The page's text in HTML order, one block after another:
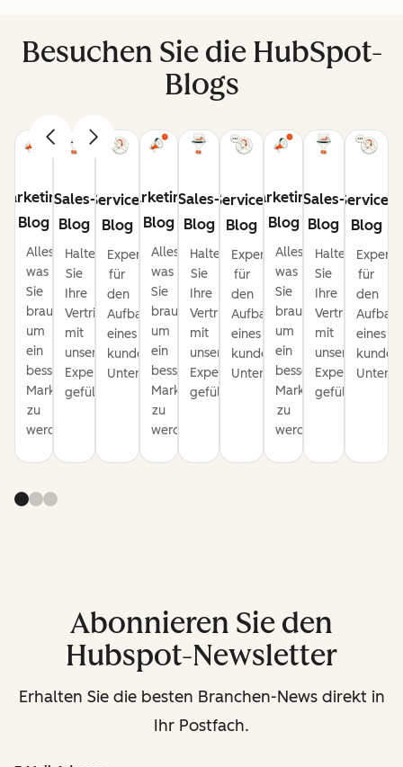
Besuchen Sie die HubSpot-
Blogs
Blog
Alles,
was
Sie
brauchen,
um
ein
besserer
Marketer
zu
werden.
Sales-
Blog
Halten
Sie
Ihre
Vertriebspipeline
mit
unseren
Expertentipps
gefüllt.
Service-
Blog
Expertentipps
für
den
Aufbau
eines
kundenorientierten
Unternehmens.
Marketing-
Blog
Alles,
was
Sie
brauchen,
um
ein
besserer
Marketer
zu
werden.
Sales-
Blog
Halten
Sie
Ihre
Vertriebspipeline
mit
unseren
Expertentipps
gefüllt.
Service-
Blog
Expertentipps
für
den
Aufbau
eines
kundenorientierten
Unternehmens.
Marketing-
Blog
Alles,
was
Sie
brauchen,
um
ein
besserer
Marketer
zu
werden.
Sales-
Blog
Halten
Sie
Ihre
mit
unseren
Expertentipps
gefüllt.
Service-
Blog
für
den
Aufbau
eines
Abonnieren Sie den
Hubspot-Newsletter
Erhalten Sie die besten Branchen-News direkt in
Ihr Postfach.